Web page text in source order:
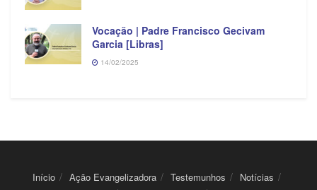
Vocação | Padre Francisco Gecivam
Garcia [Libras]
14/02/2025
Início Ação Evangelizadora Testemunhos
Notícias